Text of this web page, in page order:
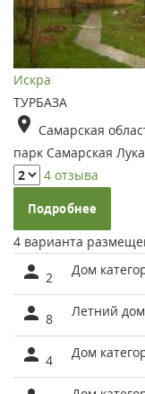
Искра
ТУРБАЗА
Самарская
парк Самарская Лука
4 отзыва
Подробнее
4 варианта
2 Дом
8 Летний
4 Дом